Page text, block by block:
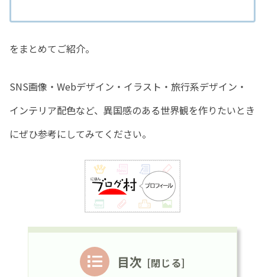
をまとめてご紹介。
SNS画像・Webデザイン・イラスト・旅行系デザイン・
インテリア配色など、異国感のある世界観を作りたいとき
にぜひ参考にしてみてください。
目次